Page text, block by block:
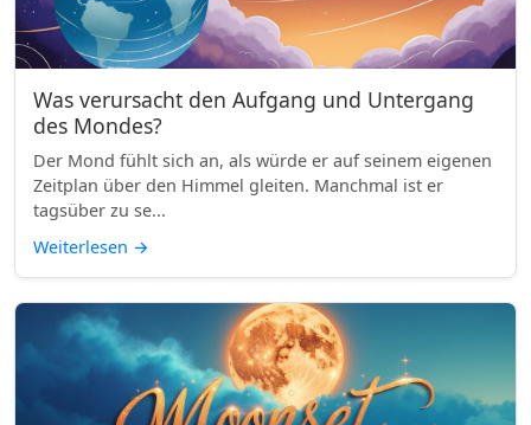
Was verursacht den Aufgang und Untergang
des Mondes?
Der Mond fühlt sich an, als würde er auf seinem eigenen
Zeitplan über den Himmel gleiten. Manchmal ist er
tagsüber zu se...
Weiterlesen →